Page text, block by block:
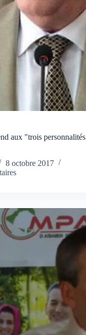
aux "trois personnalités
8 octobre 2017